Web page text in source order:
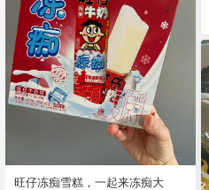
旺仔冻痴雪糕，一起来冻痴大